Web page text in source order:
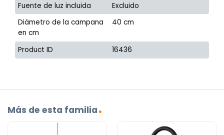
Fuente de luz incluida
Excluido
Diámetro de la campana
en cm
40 cm
Product ID 16436
Más de esta familia